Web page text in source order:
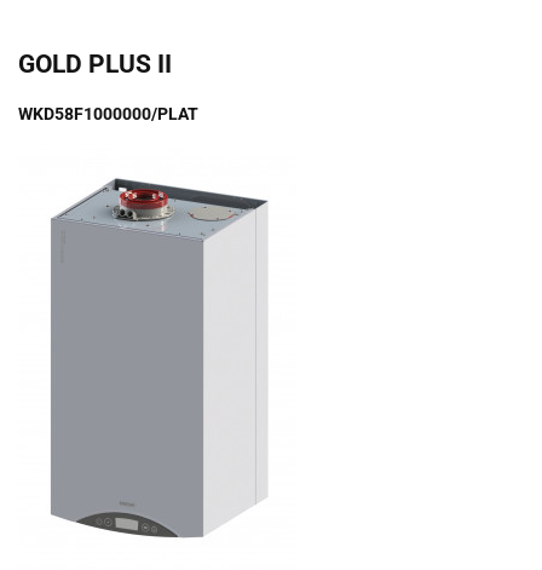
GOLD PLUS II
WKD58F1000000/PLAT